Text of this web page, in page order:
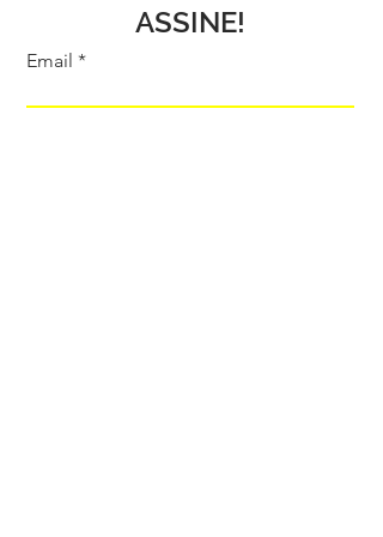
ASSINE!
Email